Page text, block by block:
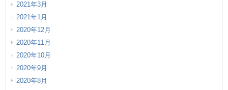
2021年3月
2021年1月
2020年12月
2020年11月
2020年10月
2020年9月
2020年8月